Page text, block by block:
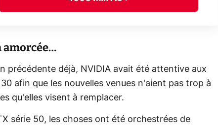
amorcée…
précédente déjà, NVIDIA avait été attentive aux
afin que les nouvelles venues n'aient pas trop à
qu'elles visent à remplacer.
série 50, les choses ont été orchestrées de